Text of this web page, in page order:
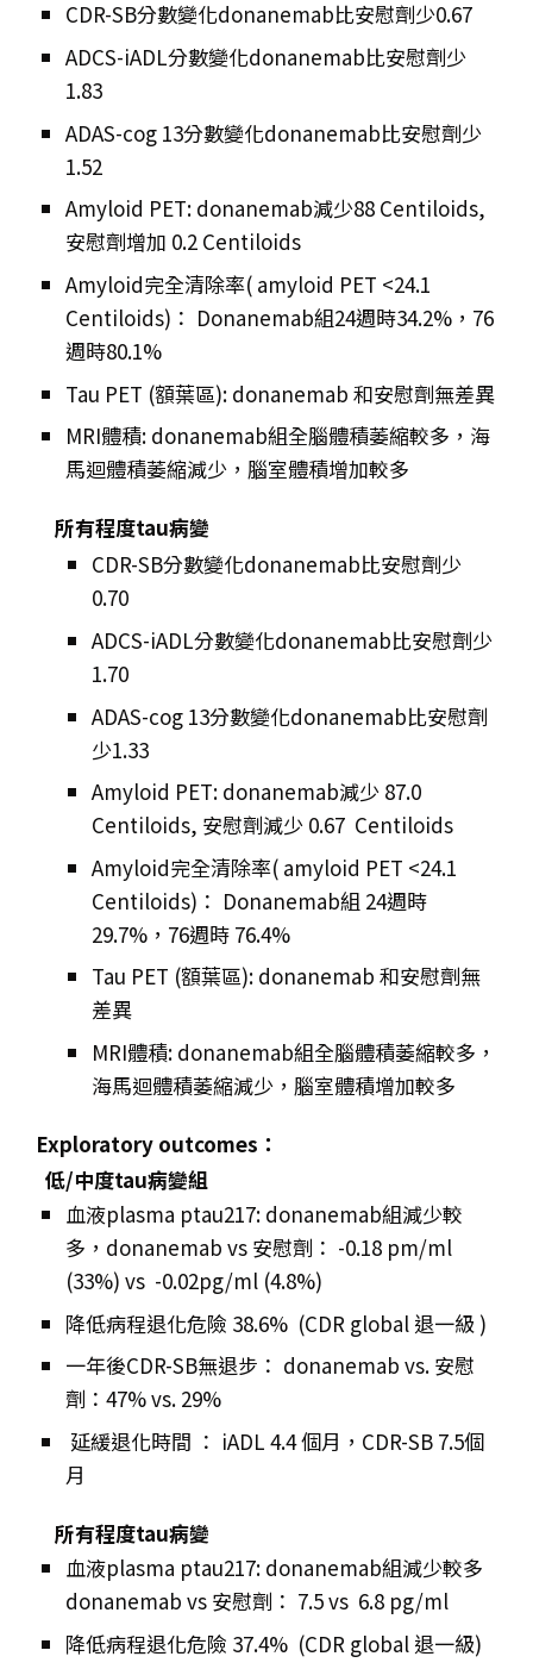
CDR-SB分數變化donanemab比安慰劑少0.67
ADCS-iADL分數變化donanemab比安慰劑少
1.83
ADAS-cog 13分數變化donanemab比安慰劑少
1.52
Amyloid PET: donanemab減少88 Centiloids,
安慰劑增加 0.2 Centiloids
Amyloid完全清除率( amyloid PET <24.1
Centiloids)： Donanemab組24週時34.2%，76
週時80.1%
Tau PET (額葉區): donanemab 和安慰劑無差異
MRI體積: donanemab組全腦體積萎縮較多，海
馬迴體積萎縮減少，腦室體積增加較多
所有程度tau病變
CDR-SB分數變化donanemab比安慰劑少
0.70
ADCS-iADL分數變化donanemab比安慰劑少
1.70
ADAS-cog 13分數變化donanemab比安慰劑
少1.33
Amyloid PET: donanemab減少 87.0
Centiloids, 安慰劑減少 0.67 Centiloids
Amyloid完全清除率( amyloid PET <24.1
Centiloids)： Donanemab組 24週時
29.7%，76週時 76.4%
Tau PET (額葉區): donanemab 和安慰劑無
差異
MRI體積: donanemab組全腦體積萎縮較多，
海馬迴體積萎縮減少，腦室體積增加較多
Exploratory outcomes：
低/中度tau病變組
血液plasma ptau217: donanemab組減少較
多，donanemab vs 安慰劑： -0.18 pm/ml
(33%) vs -0.02pg/ml (4.8%)
降低病程退化危險 38.6% (CDR global 退一級 )
一年後CDR-SB無退步： donanemab vs. 安慰
劑：47% vs. 29%
延緩退化時間 ： iADL 4.4 個月，CDR-SB 7.5個
月
所有程度tau病變
血液plasma ptau217: donanemab組減少較多
donanemab vs 安慰劑： 7.5 vs 6.8 pg/ml
降低病程退化危險 37.4% (CDR global 退一級)